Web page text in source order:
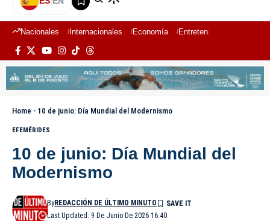
Nacionales Internacionales Economía Entretenimiento
Home - 10 de junio: Día Mundial del Modernismo
EFEMÉRIDES
10 de junio: Día Mundial del
Modernismo
Last Updated: 9 De Junio De 2026 16:40
ByREDACCIÓN DE ÚLTIMO MINUTO